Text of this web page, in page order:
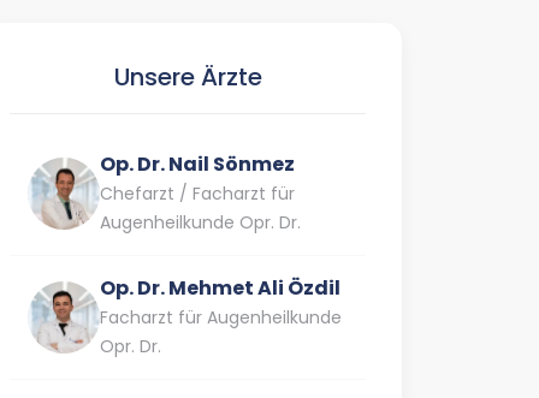
Unsere Ärzte
Op. Dr. Nail Sönmez
Chefarzt / Facharzt für
Augenheilkunde Opr. Dr.
Op. Dr. Mehmet Ali Özdil
Facharzt für Augenheilkunde
Opr. Dr.